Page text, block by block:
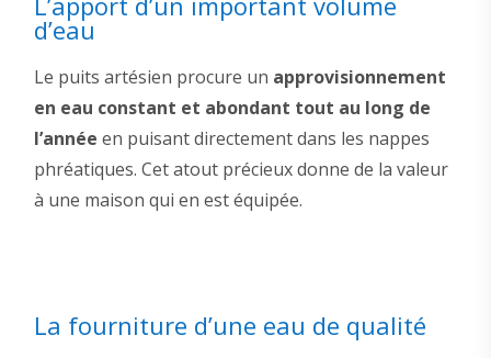
d’eau
Le puits artésien procure un approvisionnement
en eau constant et abondant tout au long de
l’année en puisant directement dans les nappes
phréatiques. Cet atout précieux donne de la valeur
à une maison qui en est équipée.
La fourniture d’une eau de qualité